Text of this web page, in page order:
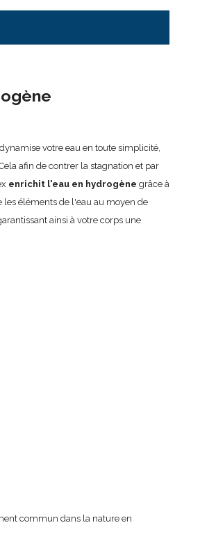
votre eau en toute simplicité,
afin de contrer la stagnation et par
enrichit l'eau en hydrogène grâce à
éléments de l'eau au moyen de
ainsi à votre corps une
commun dans la nature en